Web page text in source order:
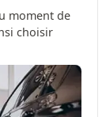
moment de
choisir